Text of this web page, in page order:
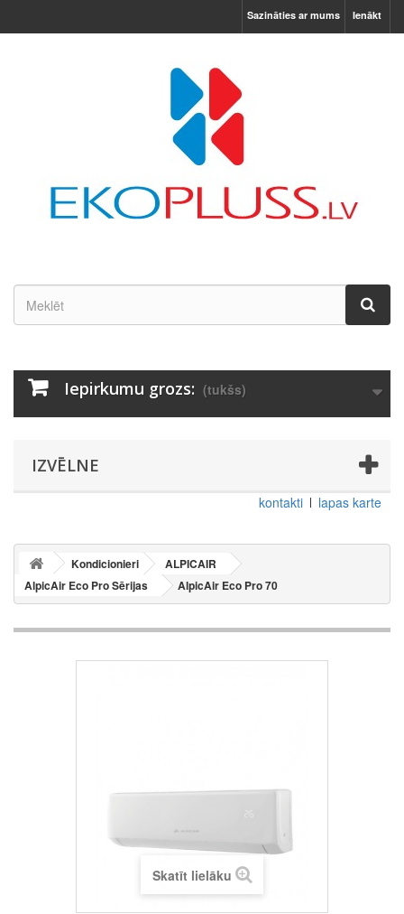
Ienākt
Sazināties ar mums
Iepirkumu grozs: (tukšs)
IZVĒLNE
kontakti lapas karte
Kondicionieri
ALPICAIR
AlpicAir Eco Pro Sērijas
AlpicAir Eco Pro 70
Skatīt lielāku